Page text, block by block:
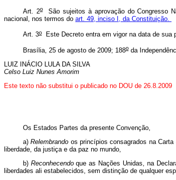
Art. 2oSão sujeitos à aprovação do Congresso
nacional, nos termos do art. 49, inciso I, da Constituição.
Art. 3oEste Decreto entra em vigor na data de sua
Brasília, 25 de agosto de 2009; 188oda
LUIZ INÁCIO LULA DA SILVA
Celso Luiz Nunes Amorim
Este texto não substitui o publicado no DOU de 26.8.2009
Os Estados Partes da presente Convenção,
a)Relembrando os princípios consagrados na
liberdade, da justiça e da paz no mundo,
b)Reconhecendoque as Nações Unidas, na
liberdades ali estabelecidos, sem distinção de qualquer